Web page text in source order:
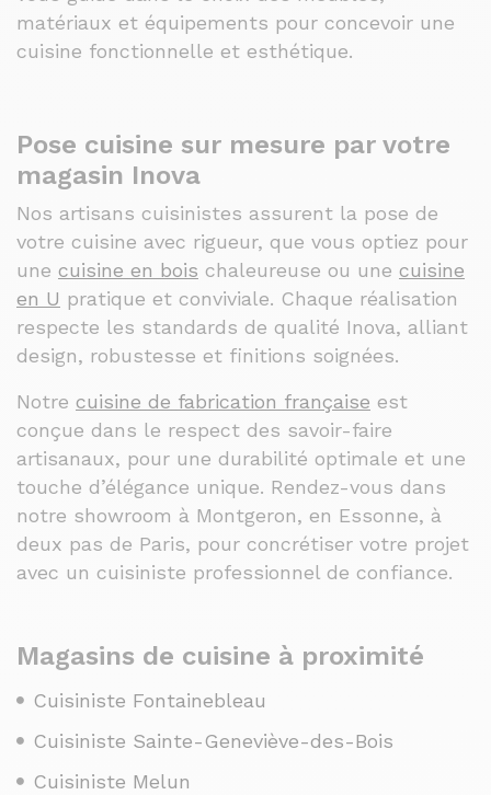
matériaux et équipements pour concevoir une
cuisine fonctionnelle et esthétique.
Pose cuisine sur mesure par votre
magasin Inova
Nos artisans cuisinistes assurent la pose de
votre cuisine avec rigueur, que vous optiez pour
une cuisine en bois chaleureuse ou une cuisine
en U pratique et conviviale. Chaque réalisation
respecte les standards de qualité Inova, alliant
design, robustesse et finitions soignées.
Notre cuisine de fabrication française est
conçue dans le respect des savoir-faire
artisanaux, pour une durabilité optimale et une
touche d’élégance unique. Rendez-vous dans
notre showroom à Montgeron, en Essonne, à
deux pas de Paris, pour concrétiser votre projet
avec un cuisiniste professionnel de confiance.
Magasins de cuisine à proximité
Cuisiniste Fontainebleau
Cuisiniste Sainte-Geneviève-des-Bois
Cuisiniste Melun